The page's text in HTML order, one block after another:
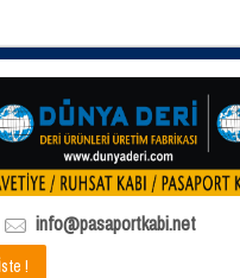
info@pasaportkabi.net
!